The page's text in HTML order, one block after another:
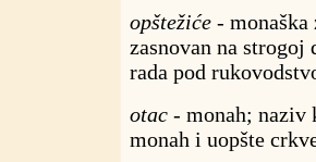
opštežiće -
zasnovan na
rada pod
otac - monah; naziv
monah i uopšte